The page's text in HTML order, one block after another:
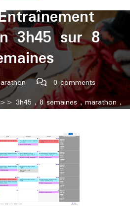
3h45 sur 8
0 comments
3h45 ,8 semaines,marathon,